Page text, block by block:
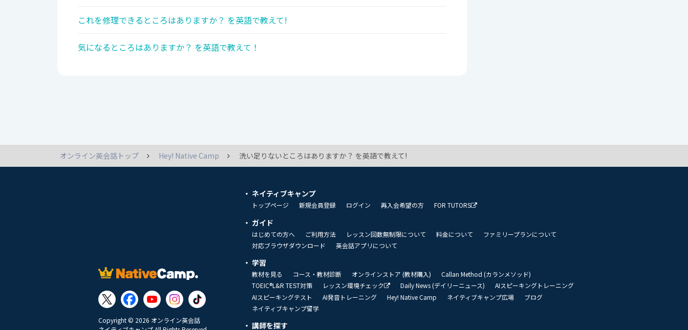
これを修理できるところはありますか？ を英語で教えて!
気になるところはありますか？ を英語で教えて！
オンライン英会話トップ Hey! Native Camp 洗い足りないところはありますか？ を英語で教えて!
Copyright © 2026 オンライン英会話
ネイティブキャンプ
トップページ 新規会員登録 ログイン 再入会希望の方 FOR TUTORS
ガイド
はじめての方へ ご利用方法 レッスン回数無制限について 料金について
ファミリープランについて
対応ブラウザダウンロード
英会話アプリについて
学習
教材を見る コース・教材診断 オンラインストア (教材購入)
Callan Method (カランメソッド)
TOEIC®L&R TEST対策
レッスン環境チェック Daily News (デイリーニュース)
AIスピーキングトレーニング
AIスピーキングテスト
AI発音トレーニング Hey! Native Camp ネイティブキャンプ広場
ブログ
ネイティブキャンプ留学
講師を探す